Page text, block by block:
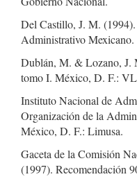
Del Castillo, J. M.
Administrativo
Dublán, M. & Lozano, J.
tomo I. México, D. F.:
Instituto Nacional de
Organización de la
México, D. F.: Limusa.
Gaceta de la Comisión
(1997). Recomendación